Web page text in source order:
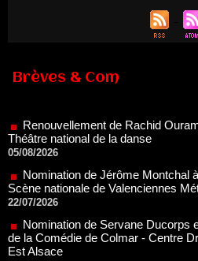
Brèves & Com
Renouvellement de Rachid
Nomination de Jérôme Montchal
Scène nationale de Valenciennes
Nomination de Servane Ducorps
de la Comédie de Colmar - Centre
Est Alsace
07/07/2026
Thomas Jolly et Laëtitia Guédon